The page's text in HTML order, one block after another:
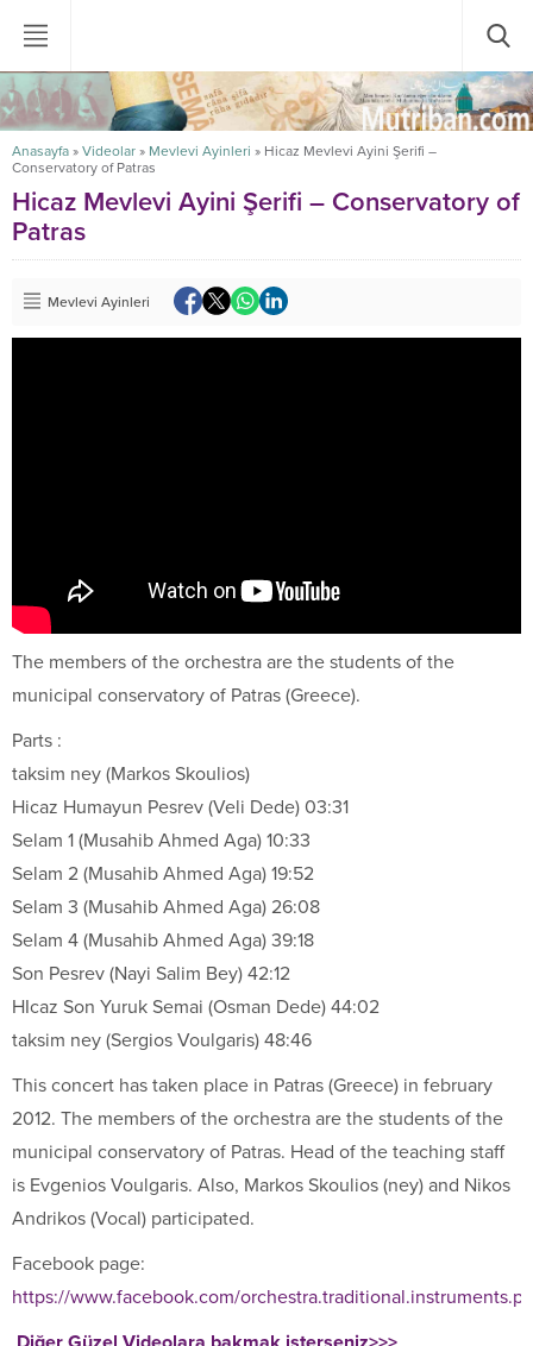
Anasayfa » Videolar » Mevlevi Ayinleri » Hicaz Mevlevi Ayini Şerifi –
Conservatory of Patras
Hicaz Mevlevi Ayini Şerifi – Conservatory of
Patras
Mevlevi Ayinleri
The members of the orchestra are the students of the
municipal conservatory of Patras (Greece).
Parts :
taksim ney (Markos Skoulios)
Hicaz Humayun Pesrev (Veli Dede) 03:31
Selam 1 (Musahib Ahmed Aga) 10:33
Selam 2 (Musahib Ahmed Aga) 19:52
Selam 3 (Musahib Ahmed Aga) 26:08
Selam 4 (Musahib Ahmed Aga) 39:18
Son Pesrev (Nayi Salim Bey) 42:12
HIcaz Son Yuruk Semai (Osman Dede) 44:02
taksim ney (Sergios Voulgaris) 48:46
This concert has taken place in Patras (Greece) in february
2012. The members of the orchestra are the students of the
municipal conservatory of Patras. Head of the teaching staff
is Evgenios Voulgaris. Also, Markos Skoulios (ney) and Nikos
Andrikos (Vocal) participated.
Facebook page:
https://www.facebook.com/